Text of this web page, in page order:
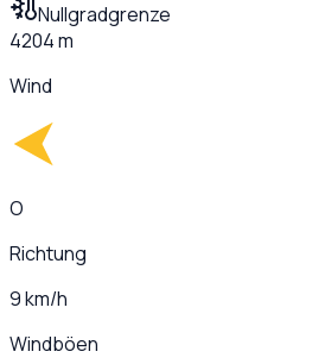
Nullgradgrenze
4204 m
Wind
O
Richtung
9 km/h
Windböen